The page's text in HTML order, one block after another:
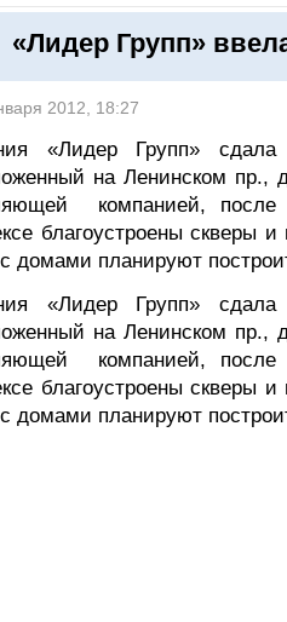
Поиск
«Лидер Групп»
2012, 18:27
«Лидер Групп»
на Ленинском
компанией, после
благоустроены скверы
домами планируют
«Лидер Групп»
на Ленинском
компанией, после
благоустроены скверы
домами планируют